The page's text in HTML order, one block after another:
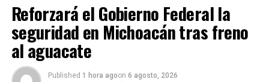
Esta semana, la Mandataria federal dijo que en la
concentración en el Zócalo informará de las
negociaciones alcanzadas con el Presidente de Estados
Me gusta esto:
Reforzará el Gobierno Federal la
seguridad en Michoacán tras freno
al aguacate
Published 1 hora agoon 6 agosto, 2026